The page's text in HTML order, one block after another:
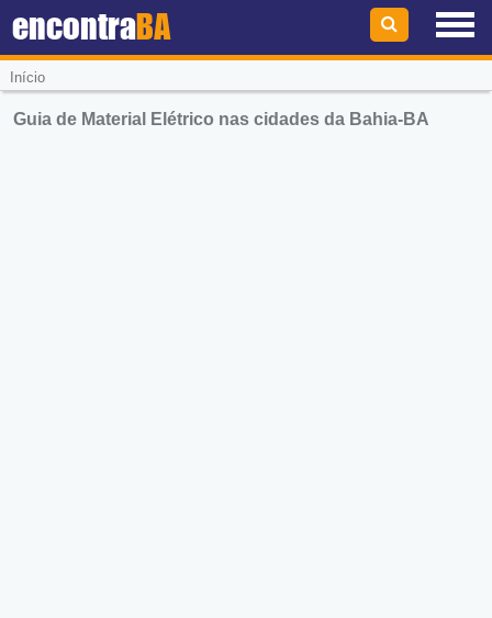
encontraBA
Início
Guia de Material Elétrico nas cidades da Bahia-BA